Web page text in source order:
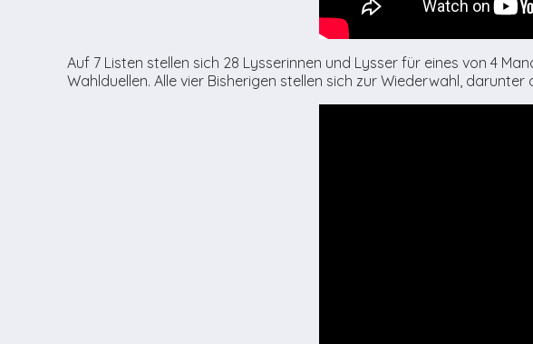
Auf 7 Listen stellen sich 28 Lysserinnen und Lysser für eines von 4
Wahlduellen. Alle vier Bisherigen stellen sich zur Wiederwahl,